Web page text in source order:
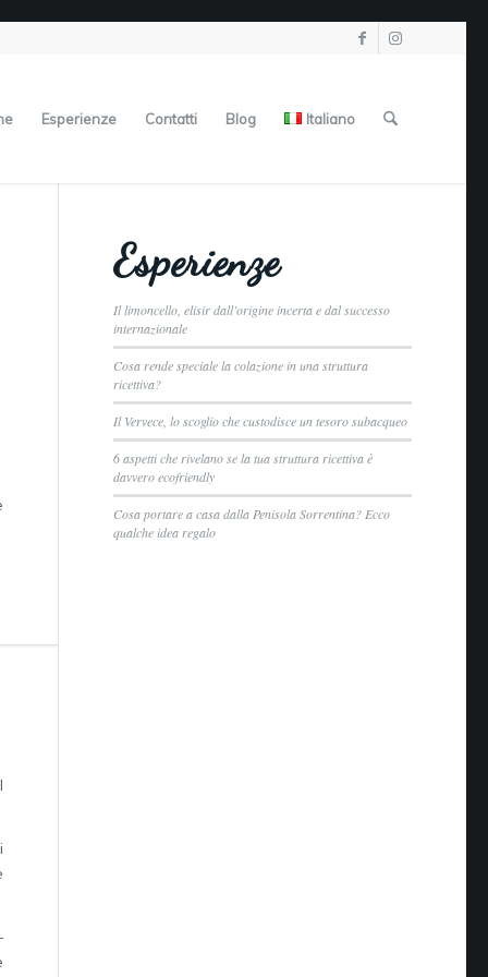
Esperienze Contatti Blog Italiano
Esperienze
Il limoncello, elisir dall’origine incerta e dal successo
internazionale
Cosa rende speciale la colazione in una struttura
ricettiva?
Il Vervece, lo scoglio che custodisce un tesoro subacqueo
6 aspetti che rivelano se la tua struttura ricettiva è
davvero ecofriendly
Cosa portare a casa dalla Penisola Sorrentina? Ecco
qualche idea regalo